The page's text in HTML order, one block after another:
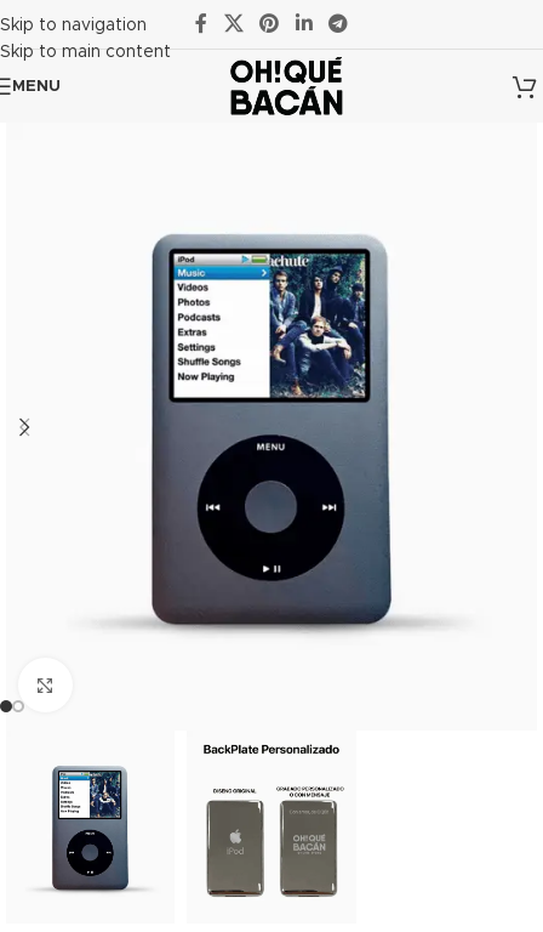
Skip to navigation
Skip to main content
MENU